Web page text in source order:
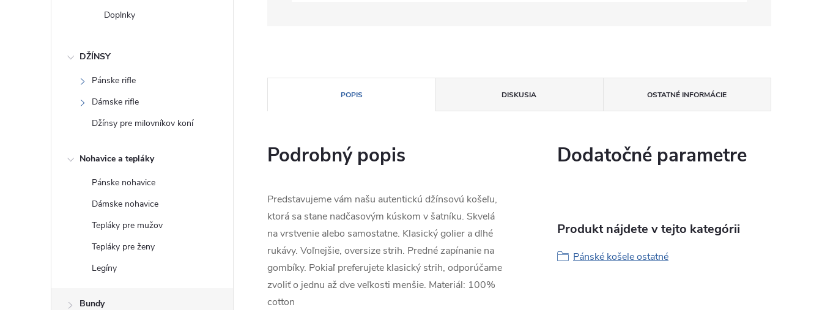
Doplnky
DŽÍNSY
Pánske rifle
Dámske rifle
Džínsy pre milovníkov koní
Nohavice a tepláky
Pánske nohavice
Dámske nohavice
Tepláky pre mužov
Tepláky pre ženy
Legíny
Bundy
POPIS DISKUSIA OSTATNÉ INFORMÁCIE
Podrobný popis
Predstavujeme vám našu autentickú džínsovú košeľu,
ktorá sa stane nadčasovým kúskom v šatníku. Skvelá
na vrstvenie alebo samostatne. Klasický golier a dlhé
rukávy. Voľnejšie, oversize strih. Predné zapínanie na
gombíky. Pokiaľ preferujete klasický strih, odporúčame
zvoliť o jednu až dve veľkosti menšie. Materiál: 100%
cotton
Dodatočné parametre
Produkt nájdete v tejto kategórii
Pánské košele ostatné